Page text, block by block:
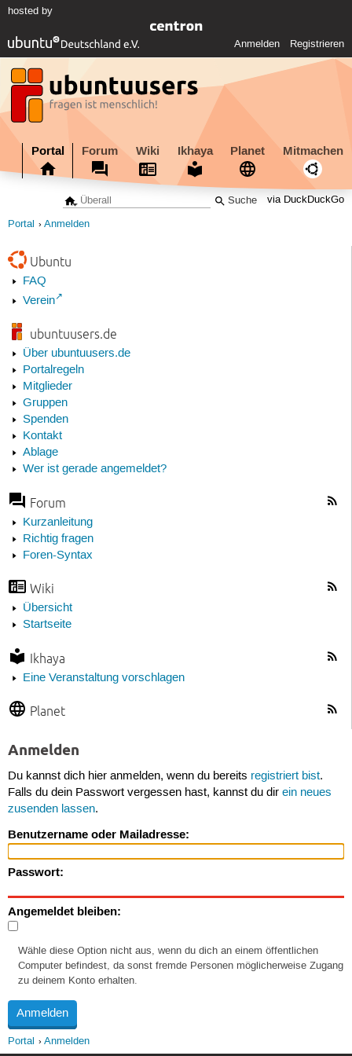
hosted by
Anmelden Registrieren
Portal Forum Wiki Ikhaya Planet Mitmachen
via DuckDuckGo
Portal Anmelden
Ubuntu
FAQ
Verein
ubuntuusers.de
Über ubuntuusers.de
Portalregeln
Mitglieder
Gruppen
Spenden
Kontakt
Ablage
Wer ist gerade angemeldet?
Forum
Kurzanleitung
Richtig fragen
Foren-Syntax
Wiki
Übersicht
Startseite
Ikhaya
Eine Veranstaltung vorschlagen
Planet
Anmelden
Du kannst dich hier anmelden, wenn du bereits registriert bist.
Falls du dein Passwort vergessen hast, kannst du dir ein neues
zusenden lassen.
Benutzername oder Mailadresse:
Passwort:
Angemeldet bleiben:
Wähle diese Option nicht aus, wenn du dich an einem öffentlichen
Computer befindest, da sonst fremde Personen möglicherweise Zugang
zu deinem Konto erhalten.
Portal Anmelden